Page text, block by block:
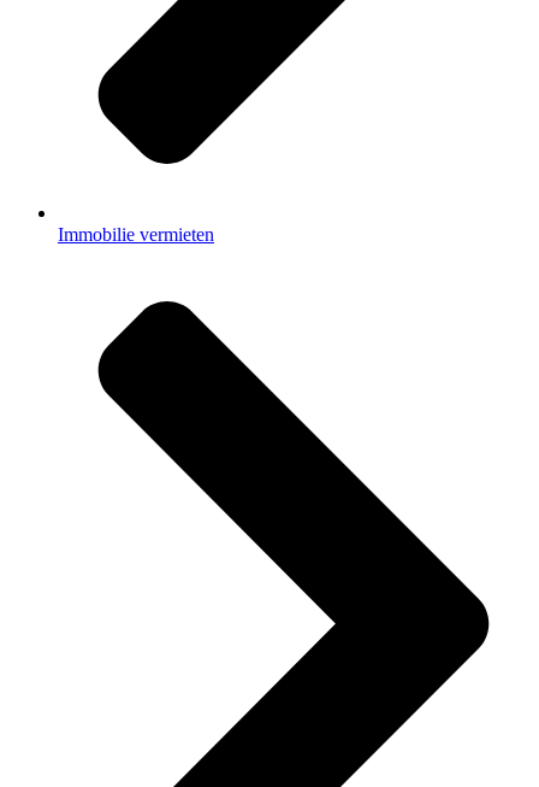
Immobilie vermieten